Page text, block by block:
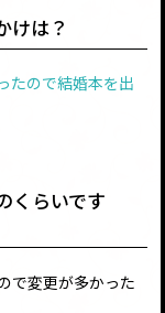
けは？
たので結婚本を出
くらいです
で変更が多かった